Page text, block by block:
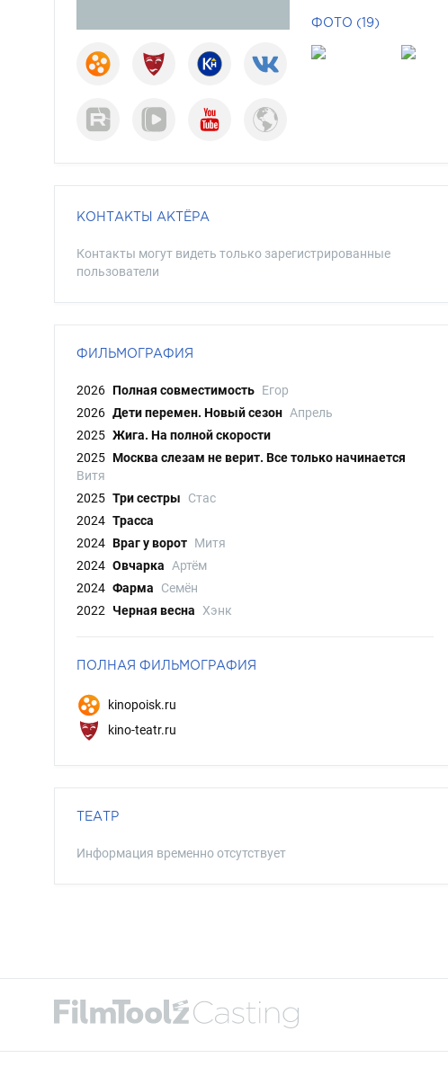
ФОТО (19)
КОНТАКТЫ АКТЁРА
Контакты могут видеть только зарегистрированные
пользователи
ФИЛЬМОГРАФИЯ
2026 Полная совместимость Егор
2026 Дети перемен. Новый сезон Апрель
2025 Жига. На полной скорости
2025 Москва слезам не верит. Все только начинается
Витя
2025 Три сестры
Стас
2024 Трасса
2024 Враг у ворот Митя
2024 Овчарка
Артём
2024 Фарма
Семён
2022
Черная весна Хэнк
ПОЛНАЯ ФИЛЬМОГРАФИЯ
kinopoisk.ru
kino-teatr.ru
ТЕАТР
Информация временно отсутствует